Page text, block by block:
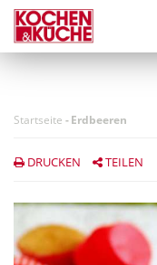
Direkt
zum
Inhalt
Startseite -Erdbeeren
DRUCKEN TEILEN